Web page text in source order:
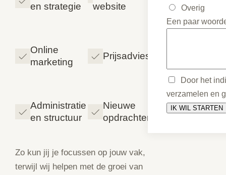
en strategie
website
Online
marketing
Prijsadvies
Administratie
en structuur
Nieuwe
opdrachten
Zo kun jij je focussen op jouw vak,
terwijl wij helpen met de groei van
Overig
Een paar
Door het
verzamelen en